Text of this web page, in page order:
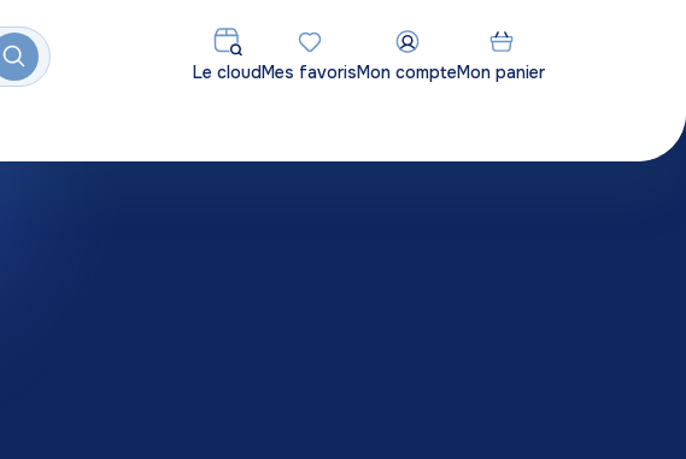
Le cloudMes favorisMon compteMon panier